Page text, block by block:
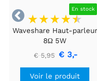
 En stock
Waveshare Haut-parleur
8Ω 5W
€ 5,95 € 3,-
Voir le produit